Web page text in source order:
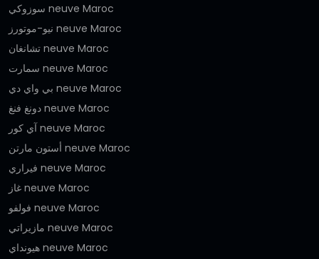
سوزوكي neuve Maroc
نيو-موتورز neuve Maroc
تشانغان neuve Maroc
سمارت neuve Maroc
بي واي دي neuve Maroc
دونغ فنغ neuve Maroc
آي كور neuve Maroc
أستون مارتن neuve Maroc
فيراري neuve Maroc
غاز neuve Maroc
فولفو neuve Maroc
مازيراتي neuve Maroc
هيونداي neuve Maroc